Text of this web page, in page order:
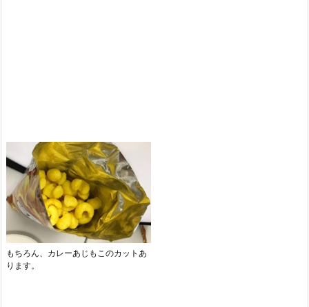
もちろん、カレーあじもこのカットあ
ります。